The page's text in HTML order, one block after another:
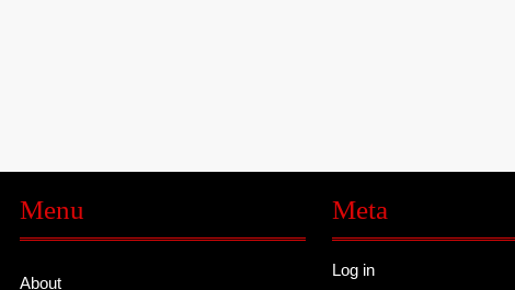
Menu
About
Meta
Log in